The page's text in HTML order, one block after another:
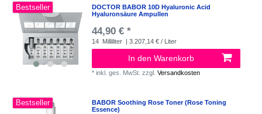
Bestseller
DOCTOR BABOR 10D Hyaluronic Acid
Hyaluronsäure Ampullen
44,90 € *
14 Milliliter | 3.207,14 € / Liter
In den Warenkorb
*inkl. ges. MwSt. zzgl.Versandkosten
Bestseller
BABOR Soothing Rose Toner (Rose Toning
Essence)